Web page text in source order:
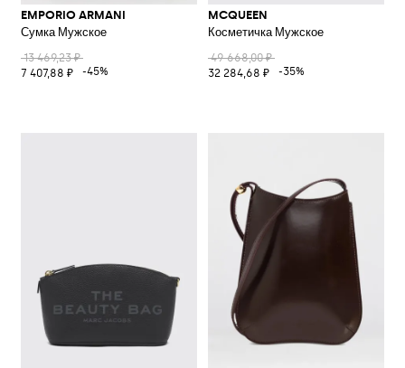
EMPORIO ARMANI
Сумка Мужское
13 469,23 ₽
7 407,88 ₽
-45%
MCQUEEN
Косметичка Мужское
49 668,00 ₽
32 284,68 ₽
-35%